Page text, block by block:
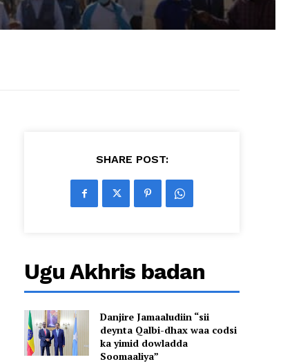
SHARE POST:
Ugu Akhris badan
Danjire Jamaaludiin “sii
deynta Qalbi-dhax waa codsi
ka yimid dowladda
Soomaaliya”